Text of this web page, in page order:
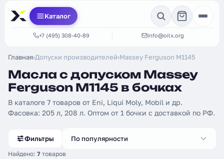
Каталог
+7 (495) 308-40-89 info@oilx.org
Главная›Допуски производителей›Massey Ferguson M1145
Масла с допуском Massey
Ferguson M1145 в бочках
В каталоге 7 товаров от Eni, Liqui Moly, Mobil и др.
Фасовка: 205 л, 208 л. Оптом от 1 бочки с доставкой по РФ.
Фильтры
Найдено: 7 товаров
По популярности